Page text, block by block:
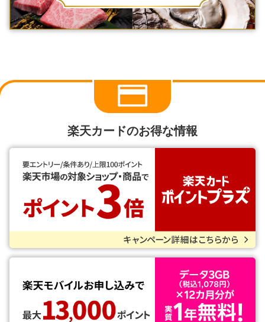
楽天カードのお得な情報